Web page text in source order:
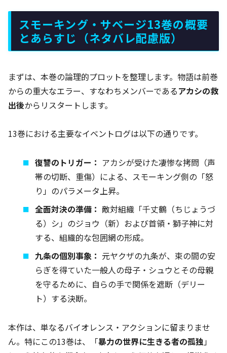
スモーキング・サベージ13巻の概要
とあらすじ（ネタバレ配慮版）
まずは、本巻の論理的プロットを整理します。物語は前巻
からの重大なエラー、すなわちメンバーであるアカシの救
出後からリスタートします。
13巻における主要なイベントログは以下の通りです。
復讐のトリガー： アカシが受けた凄惨な拷問（声
帯の切断、重傷）による、スモーキング側の「怒
り」のパラメータ上昇。
全面対決の準備： 敵対組織「千丈鶴（ちじょうづ
る）シ」のジョウ（新）および首領・獅子神に対
する、組織的な包囲網の形成。
九条の個別事象： 元ヤクザの九条が、束の間の安
らぎを得ていた一般人の母子・シュウとその母親
を守るために、自らの手で関係を遮断（デリー
ト）する決断。
本作は、単なるバイオレンス・アクションに留まりませ
ん。特にこの13巻は、「暴力の世界に生きる者の孤独」